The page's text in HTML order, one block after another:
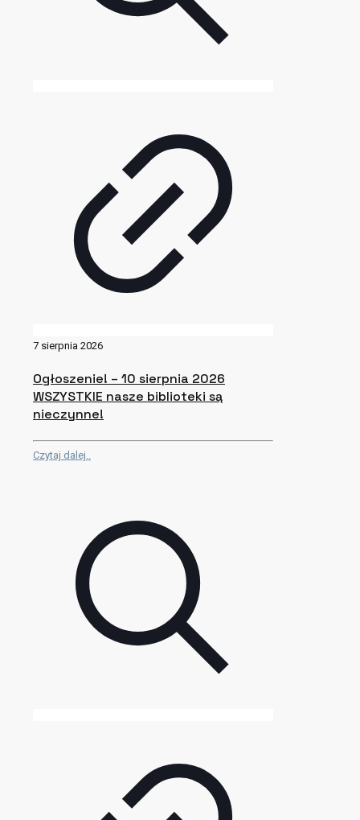
7 sierpnia 2026
Ogłoszenie! – 10 sierpnia 2026
WSZYSTKIE nasze biblioteki są
nieczynne!
Czytaj dalej..